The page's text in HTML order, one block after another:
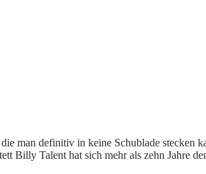
man definitiv in keine Schublade stecken
Billy Talent hat sich mehr als zehn Jahre